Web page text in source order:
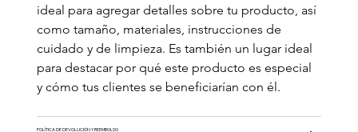
ideal para agregar detalles sobre tu producto, así
como tamaño, materiales, instrucciones de
cuidado y de limpieza. Es también un lugar ideal
para destacar por qué este producto es especial
y cómo tus clientes se beneficiarían con él.
POLÍTICA DE DEVOLUCIÓN Y REEMBOLSO